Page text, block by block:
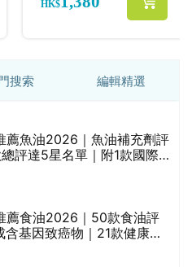
搜索 編輯精選
薦魚油2026｜魚油補充劑評
評達5星名單｜附1款國際
薦食油2026｜50款食油評
含基因致癌物｜21款健康煮